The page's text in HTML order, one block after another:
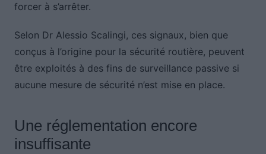
forcer à s’arrêter.
Selon Dr Alessio Scalingi, ces signaux, bien que
conçus à l’origine pour la sécurité routière, peuvent
être exploités à des fins de surveillance passive si
aucune mesure de sécurité n’est mise en place.
Une réglementation encore
insuffisante